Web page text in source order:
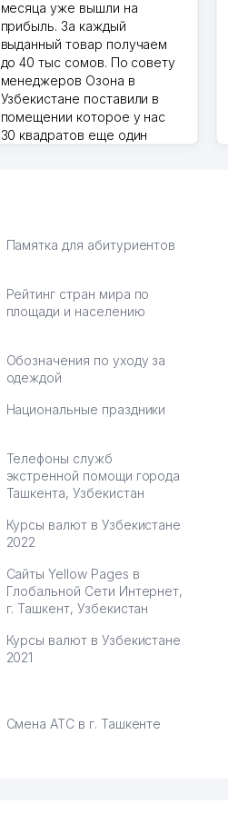
месяца уже вышли на
прибыль. За каждый
выданный товар получаем
до 40 тыс сомов. По совету
менеджеров Озона в
Узбекистане поставили в
помещении которое у нас
30 квадратов еще один
мышки и вообще все что
Памятка для абитуриентов
Рейтинг стран мира по
площади и населению
Обозначения по уходу за
одеждой
Национальные праздники
Телефоны служб
экстренной помощи города
Ташкента, Узбекистан
Курсы валют в Узбекистане
2022
Сайты Yellow Pages в
Глобальной Сети Интернет,
г. Ташкент, Узбекистан
Курсы валют в Узбекистане
2021
Смена АТС в г. Ташкенте